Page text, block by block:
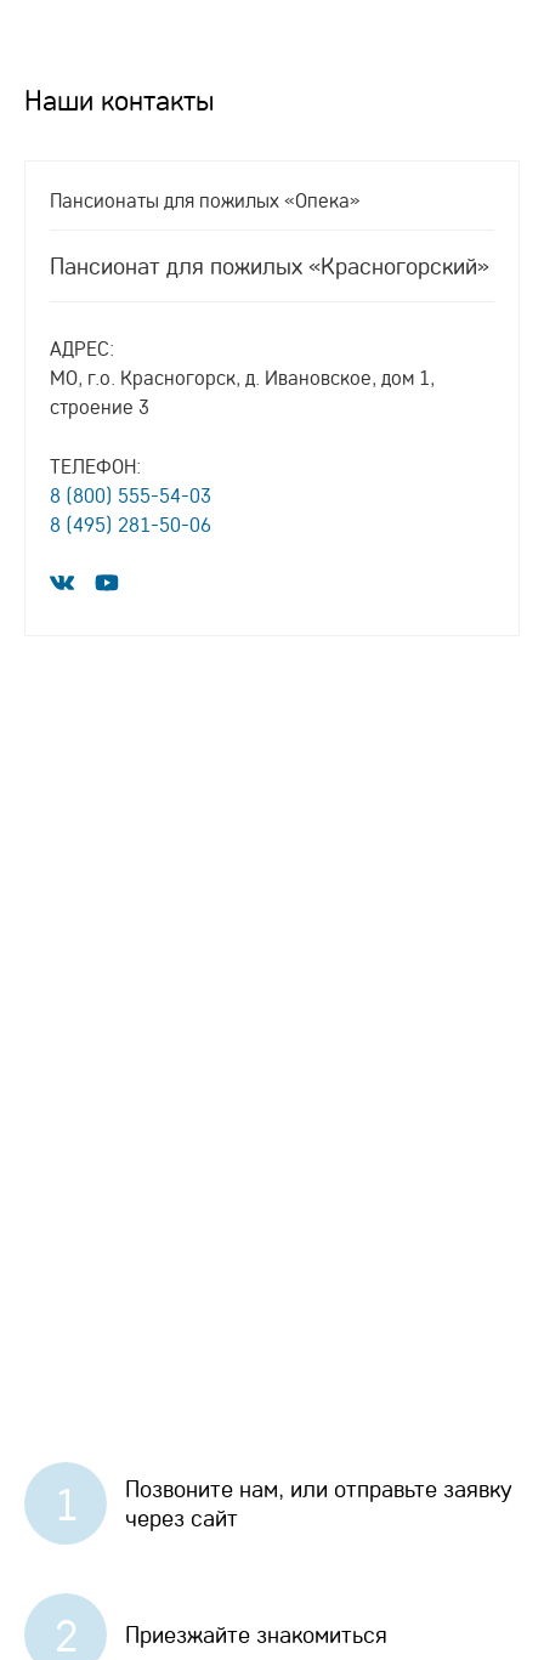
Наши контакты
Пансионаты для пожилых «Опека»
Пансионат для пожилых «Красногорский»
АДРЕС:
МО, г.о. Красногорск, д. Ивановское, дом 1,
строение 3
ТЕЛЕФОН:
8 (800) 555-54-03
8 (495) 281-50-06
1
Позвоните нам, или отправьте заявку
через сайт
2 Приезжайте знакомиться